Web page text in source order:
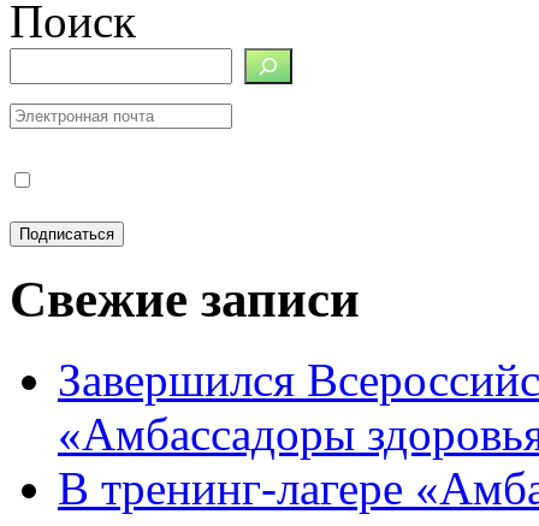
Поиск
Свежие записи
Завершился
«Амбассадоры
В тренинг-лагере